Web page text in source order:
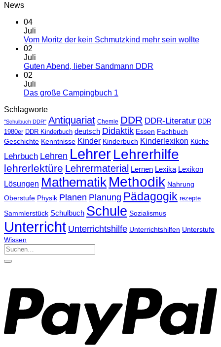
News
04
Juli
Vom Moritz der kein Schmutzkind mehr sein wollte
02
Juli
Guten Abend, lieber Sandmann DDR
02
Juli
Das große Campingbuch 1
Schlagworte
"Schulbuch DDR" Antiquariat Chemie DDR DDR-Literatur DDR
1980er DDR Kinderbuch deutsch Didaktik Essen Fachbuch
Geschichte Kenntnisse Kinder Kinderbuch Kinderlexikon Küche
Lehrbuch Lehren LehrerLehrerhilfe
lehrerlektüre Lehrermaterial Lernen Lexika Lexikon
Lösungen Mathematik Methodik Nahrung
Oberstufe Physik Planen Planung Pädagogik rezepte
Sammlerstück Schulbuch Schule Sozialismus
Unterricht Unterrichtshilfe Unterrichtshilfen Unterstufe
Wissen
Suchen
nach: